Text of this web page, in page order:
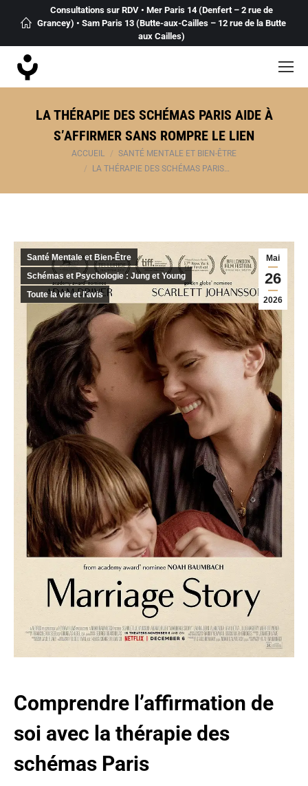
Consultations sur RDV • Mer Paris 14 (Denfert – 2 rue de
Grancey) • Sam Paris 13 (Butte-aux-Cailles – 12 rue de la Butte
aux Cailles)
LA THÉRAPIE DES SCHÉMAS PARIS AIDE À
S’AFFIRMER SANS ROMPRE LE LIEN
Vous êtes ici :ACCUEIL
SANTÉ MENTALE ET BIEN-ÊTRE
LA THÉRAPIE DES SCHÉMAS PARIS…
Mai
26
2026
Santé Mentale et Bien-Être
Schémas et Psychologie : Jung et Young
Toute la vie et l'avis
Comprendre l’affirmation de
soi avec la thérapie des
schémas Paris